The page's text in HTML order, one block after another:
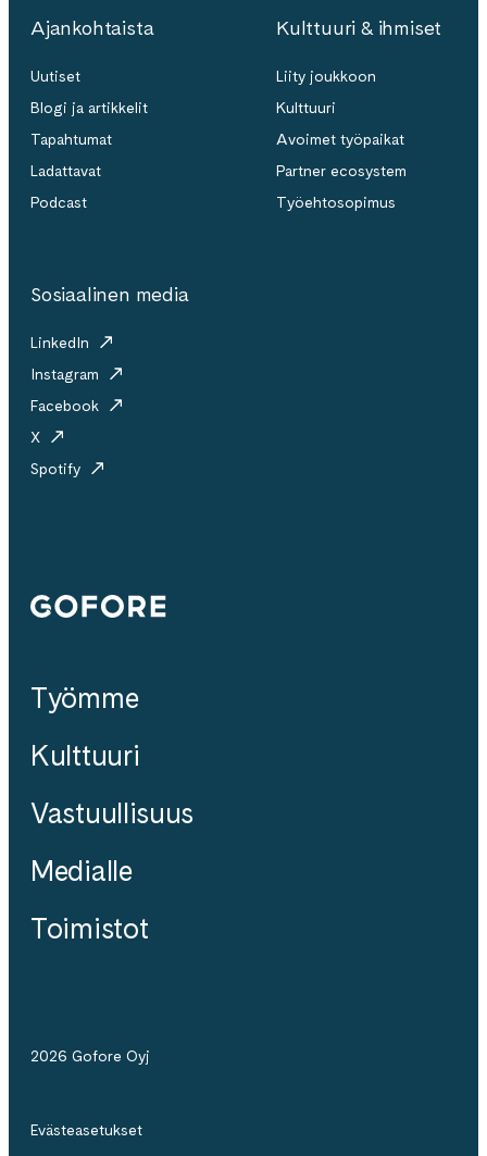
Ajankohtaista
Uutiset
Blogi ja artikkelit
Tapahtumat
Ladattavat
Podcast
Kulttuuri & ihmiset
Liity joukkoon
Kulttuuri
Avoimet työpaikat
Partner ecosystem
Työehtosopimus
Sosiaalinen media
LinkedIn
Instagram
Facebook
X
Spotify
Gofore
Työmme
Kulttuuri
Vastuullisuus
Medialle
Toimistot
2026 Gofore Oyj
Evästeasetukset